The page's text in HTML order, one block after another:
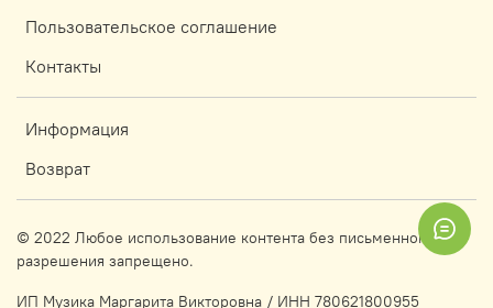
Пользовательское соглашение
Контакты
Информация
Возврат
© 2022 Любое использование контента без письменного
разрешения запрещено.
ИП Музика Маргарита Викторовна / ИНН 780621800955